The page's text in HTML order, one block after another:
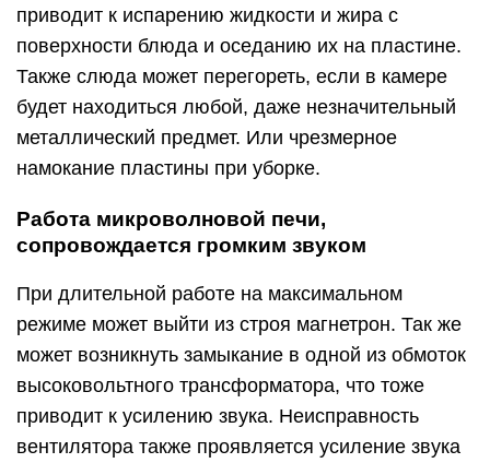
приводит к испарению жидкости и жира с
поверхности блюда и оседанию их на пластине.
Также слюда может перегореть, если в камере
будет находиться любой, даже незначительный
металлический предмет. Или чрезмерное
намокание пластины при уборке.
Работа микроволновой печи,
сопровождается громким звуком
При длительной работе на максимальном
режиме может выйти из строя магнетрон. Так же
может возникнуть замыкание в одной из обмоток
высоковольтного трансформатора, что тоже
приводит к усилению звука. Неисправность
вентилятора также проявляется усиление звука